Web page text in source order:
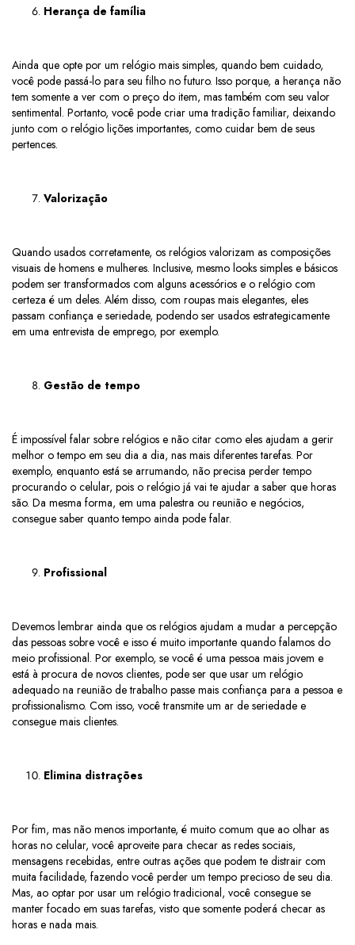
Herança de família
Ainda que opte por um relógio mais simples, quando bem cuidado,
você pode passá-lo para seu filho no futuro. Isso porque, a herança não
tem somente a ver com o preço do item, mas também com seu valor
sentimental. Portanto, você pode criar uma tradição familiar, deixando
junto com o relógio lições importantes, como cuidar bem de seus
pertences.
Valorização
Quando usados corretamente, os relógios valorizam as composições
visuais de homens e mulheres. Inclusive, mesmo looks simples e básicos
podem ser transformados com alguns acessórios e o relógio com
certeza é um deles. Além disso, com roupas mais elegantes, eles
passam confiança e seriedade, podendo ser usados estrategicamente
em uma entrevista de emprego, por exemplo.
Gestão de tempo
É impossível falar sobre relógios e não citar como eles ajudam a gerir
melhor o tempo em seu dia a dia, nas mais diferentes tarefas. Por
exemplo, enquanto está se arrumando, não precisa perder tempo
procurando o celular, pois o relógio já vai te ajudar a saber que horas
são. Da mesma forma, em uma palestra ou reunião e negócios,
consegue saber quanto tempo ainda pode falar.
Profissional
Devemos lembrar ainda que os relógios ajudam a mudar a percepção
das pessoas sobre você e isso é muito importante quando falamos do
meio profissional. Por exemplo, se você é uma pessoa mais jovem e
está à procura de novos clientes, pode ser que usar um relógio
adequado na reunião de trabalho passe mais confiança para a pessoa e
profissionalismo. Com isso, você transmite um ar de seriedade e
consegue mais clientes.
Elimina distrações
Por fim, mas não menos importante, é muito comum que ao olhar as
horas no celular, você aproveite para checar as redes sociais,
mensagens recebidas, entre outras ações que podem te distrair com
muita facilidade, fazendo você perder um tempo precioso de seu dia.
Mas, ao optar por usar um relógio tradicional, você consegue se
manter focado em suas tarefas, visto que somente poderá checar as
horas e nada mais.